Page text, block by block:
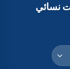
نسائي